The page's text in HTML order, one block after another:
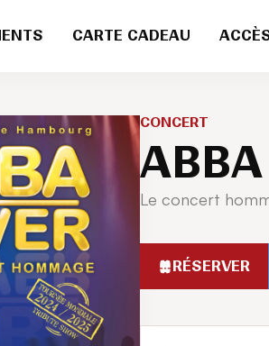
CARTE CADEAU
CONCERT
Le concert
RÉSERVER